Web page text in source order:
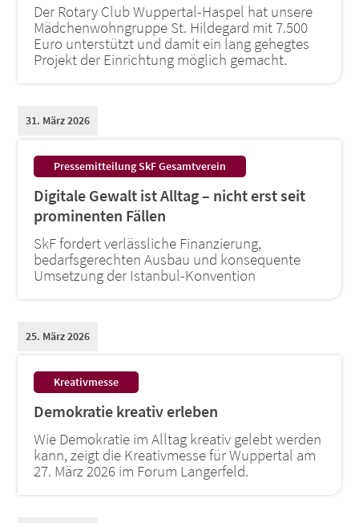
Der Rotary Club Wuppertal-Haspel hat unsere
Mädchenwohngruppe St. Hildegard mit 7.500
Euro unterstützt und damit ein lang gehegtes
Projekt der Einrichtung möglich gemacht.
Pressemitteilung SkF Gesamtverein:
Digitale Gewalt ist Alltag – nicht erst seit
prominenten Fällen
31. März 2026
SkF fordert verlässliche Finanzierung,
bedarfsgerechten Ausbau und konsequente
Umsetzung der Istanbul-Konvention
Kreativmesse:
Demokratie kreativ erleben
25. März 2026
Wie Demokratie im Alltag kreativ gelebt werden
kann, zeigt die Kreativmesse für Wuppertal am
27. März 2026 im Forum Langerfeld.